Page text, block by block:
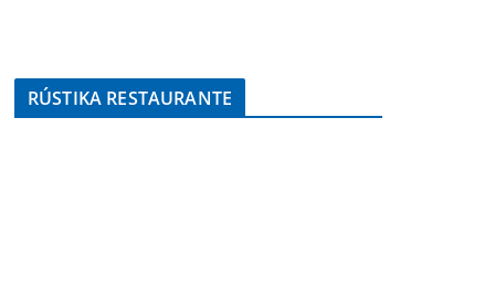
RÚSTIKA RESTAURANTE